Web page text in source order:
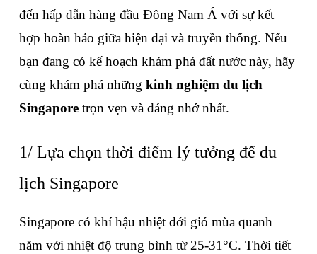
đến hấp dẫn hàng đầu Đông Nam Á với sự kết
hợp hoàn hảo giữa hiện đại và truyền thống. Nếu
bạn đang có kế hoạch khám phá đất nước này, hãy
cùng khám phá những kinh nghiệm du lịch
Singapore trọn vẹn và đáng nhớ nhất.
1/ Lựa chọn thời điểm lý tưởng để du
lịch Singapore
Singapore có khí hậu nhiệt đới gió mùa quanh
năm với nhiệt độ trung bình từ 25-31°C. Thời tiết